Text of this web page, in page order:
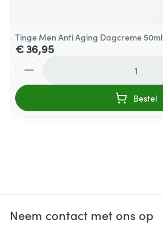
Tinge Men Anti Aging Dagcreme 50ml
€ 36,95
Bestel
Neem contact met ons op